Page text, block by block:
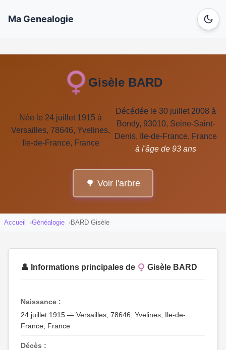
Ma Genealogie
Gisèle BARD
Née le 24 juillet 1915 à
Versailles, 78646, Yvelines,
Ile-de-France, France
Décédée le 30 juillet 2008 à
Bondy, 93010, Seine-Saint-
Denis, Ile-de-France, France
à l'âge de 93 ans
🌳 Voir l'arbre
Accueil Généalogie BARD Gisèle
👤 Informations principales de Gisèle BARD
Naissance :
24 juillet 1915 — Versailles, 78646, Yvelines, Ile-de-
France, France
Décès :